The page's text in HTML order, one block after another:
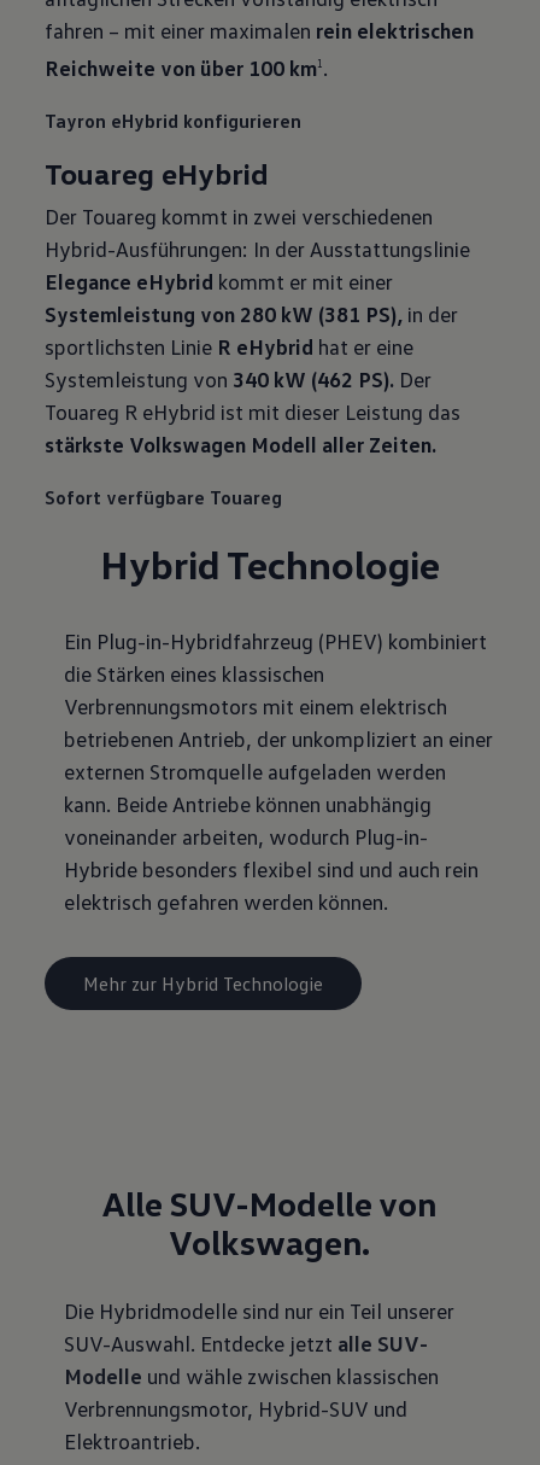
fahren – mit einer maximalen rein elektrischen
Reichweite von über 100 km1 .
Tayron eHybrid konfigurieren
Touareg eHybrid
Der Touareg kommt in zwei verschiedenen
Hybrid-Ausführungen: In der Ausstattungslinie
Elegance eHybrid kommt er mit einer
Systemleistung von 280 kW (381 PS), in der
sportlichsten Linie R eHybrid hat er eine
Systemleistung von 340 kW (462 PS). Der
Touareg R eHybrid ist mit dieser Leistung das
stärkste Volkswagen Modell aller Zeiten.
Sofort verfügbare Touareg
Hybrid Technologie
Ein Plug-in-Hybridfahrzeug (PHEV) kombiniert
die Stärken eines klassischen
Verbrennungsmotors mit einem elektrisch
betriebenen Antrieb, der unkompliziert an einer
externen Stromquelle aufgeladen werden
kann. Beide Antriebe können unabhängig
voneinander arbeiten, wodurch Plug-in-
Hybride besonders flexibel sind und auch rein
elektrisch gefahren werden können.
Mehr zur Hybrid Technologie
Alle SUV-Modelle von
Volkswagen.
Die Hybridmodelle sind nur ein Teil unserer
SUV-Auswahl. Entdecke jetzt alle SUV-
Modelle und wähle zwischen klassischen
Verbrennungsmotor, Hybrid-SUV und
Elektroantrieb.
gelangen, können Ihre erzeugten Daten, sofern Sie dem explizit
zugestimmt („Cookies mit Marketingzwecke“) haben, von Ihrem
zugeordneten Händler bzw. im Falle eines Porsche Betriebs, Porsche